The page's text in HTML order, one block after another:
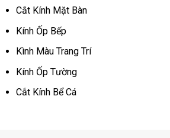
Cắt Kính Mặt Bàn
Kính Ốp Bếp
Kình Màu Trang Trí
Kính Ốp Tường
Cắt Kính Bể Cá